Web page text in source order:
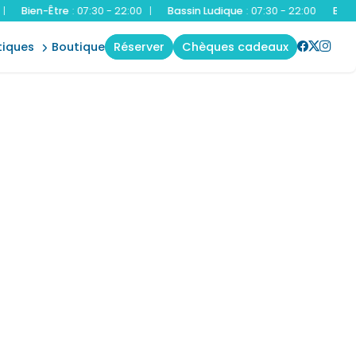
Être:07:30 - 22:00 | Bassin Ludique:07:30 - 22:00 Bassin
boutique réserver chèques cadeaux